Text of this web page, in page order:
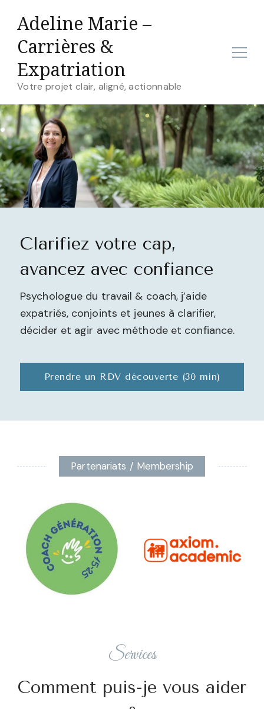
Adeline Marie –
Carrières &
Expatriation
Votre projet clair, aligné, actionnable
Clarifiez votre cap,
avancez avec confiance
Psychologue du travail & coach, j’aide
expatriés, conjoints et jeunes à clarifier,
décider et agir avec méthode et confiance.
Prendre un RDV découverte (30 min)
Partenariats / Membership
Services
Comment puis-je vous aider